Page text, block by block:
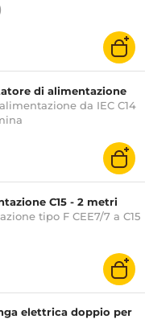
di alimentazione
da IEC C14
C15 - 2 metri
tipo F CEE7/7 a C15
elettrica doppio per